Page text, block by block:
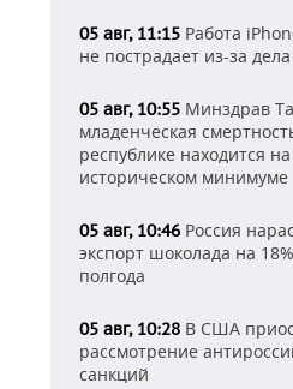
05 авг, 11:15 Работа
не пострадает из-за
05 авг, 10:55 Минздрав
младенческая
республике находится на
историческом минимуме
05 авг, 10:46 Россия
экспорт шоколада на
полгода
05 авг, 10:28 В США
рассмотрение
санкций